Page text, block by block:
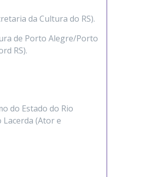
da Cultura do RS).
de Porto Alegre/Porto
RS).
do Estado do Rio
(Ator e